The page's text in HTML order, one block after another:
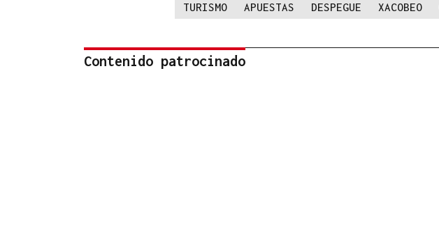
TURISMO APUESTAS DESPEGUE XACOBEO
Contenido patrocinado